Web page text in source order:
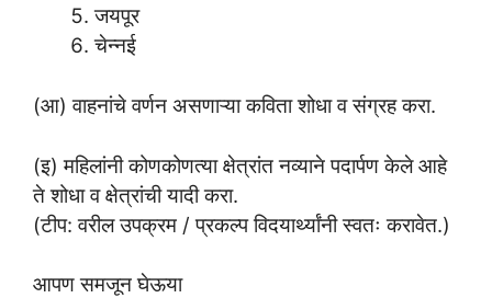
जयपूर
चेन्नई
(आ) वाहनांचे वर्णन असणाऱ्या कविता शोधा व संग्रह करा.
(इ) महिलांनी कोणकोणत्या क्षेत्रांत नव्याने पदार्पण केले आहे
ते शोधा व क्षेत्रांची यादी करा.
(टीप: वरील उपक्रम / प्रकल्प विदयार्थ्यांनी स्वतः करावेत.)
आपण समजून घेऊया